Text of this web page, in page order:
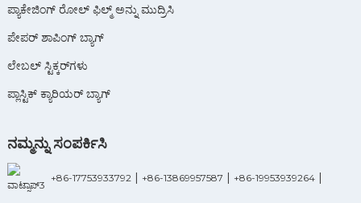
ಪ್ಯಾಕೇಜಿಂಗ್ ರೋಲ್ ಫಿಲ್ಮ್ ಅನ್ನು ಮುದ್ರಿಸಿ
ಪೇಪರ್ ಶಾಪಿಂಗ್ ಬ್ಯಾಗ್
ಲೇಬಲ್ ಸ್ಟಿಕ್ಕರ್‌ಗಳು
ಪ್ಲಾಸ್ಟಿಕ್ ಕ್ಯಾರಿಯರ್ ಬ್ಯಾಗ್
ನಮ್ಮನ್ನು ಸಂಪರ್ಕಿಸಿ
+86-17753933792| +86-13869957587 | +86-19953939264|